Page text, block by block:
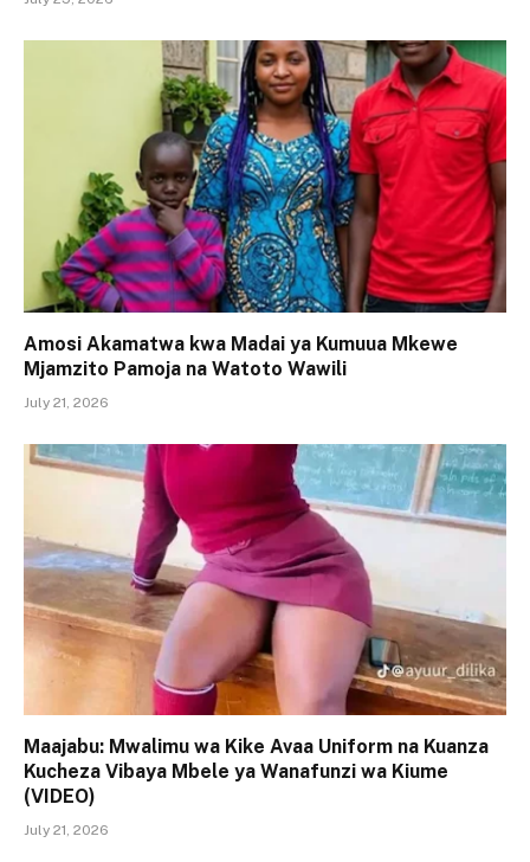
Amosi Akamatwa kwa Madai ya Kumuua Mkewe
Mjamzito Pamoja na Watoto Wawili
July 21, 2026
Maajabu: Mwalimu wa Kike Avaa Uniform na Kuanza
Kucheza Vibaya Mbele ya Wanafunzi wa Kiume
(VIDEO)
July 21, 2026